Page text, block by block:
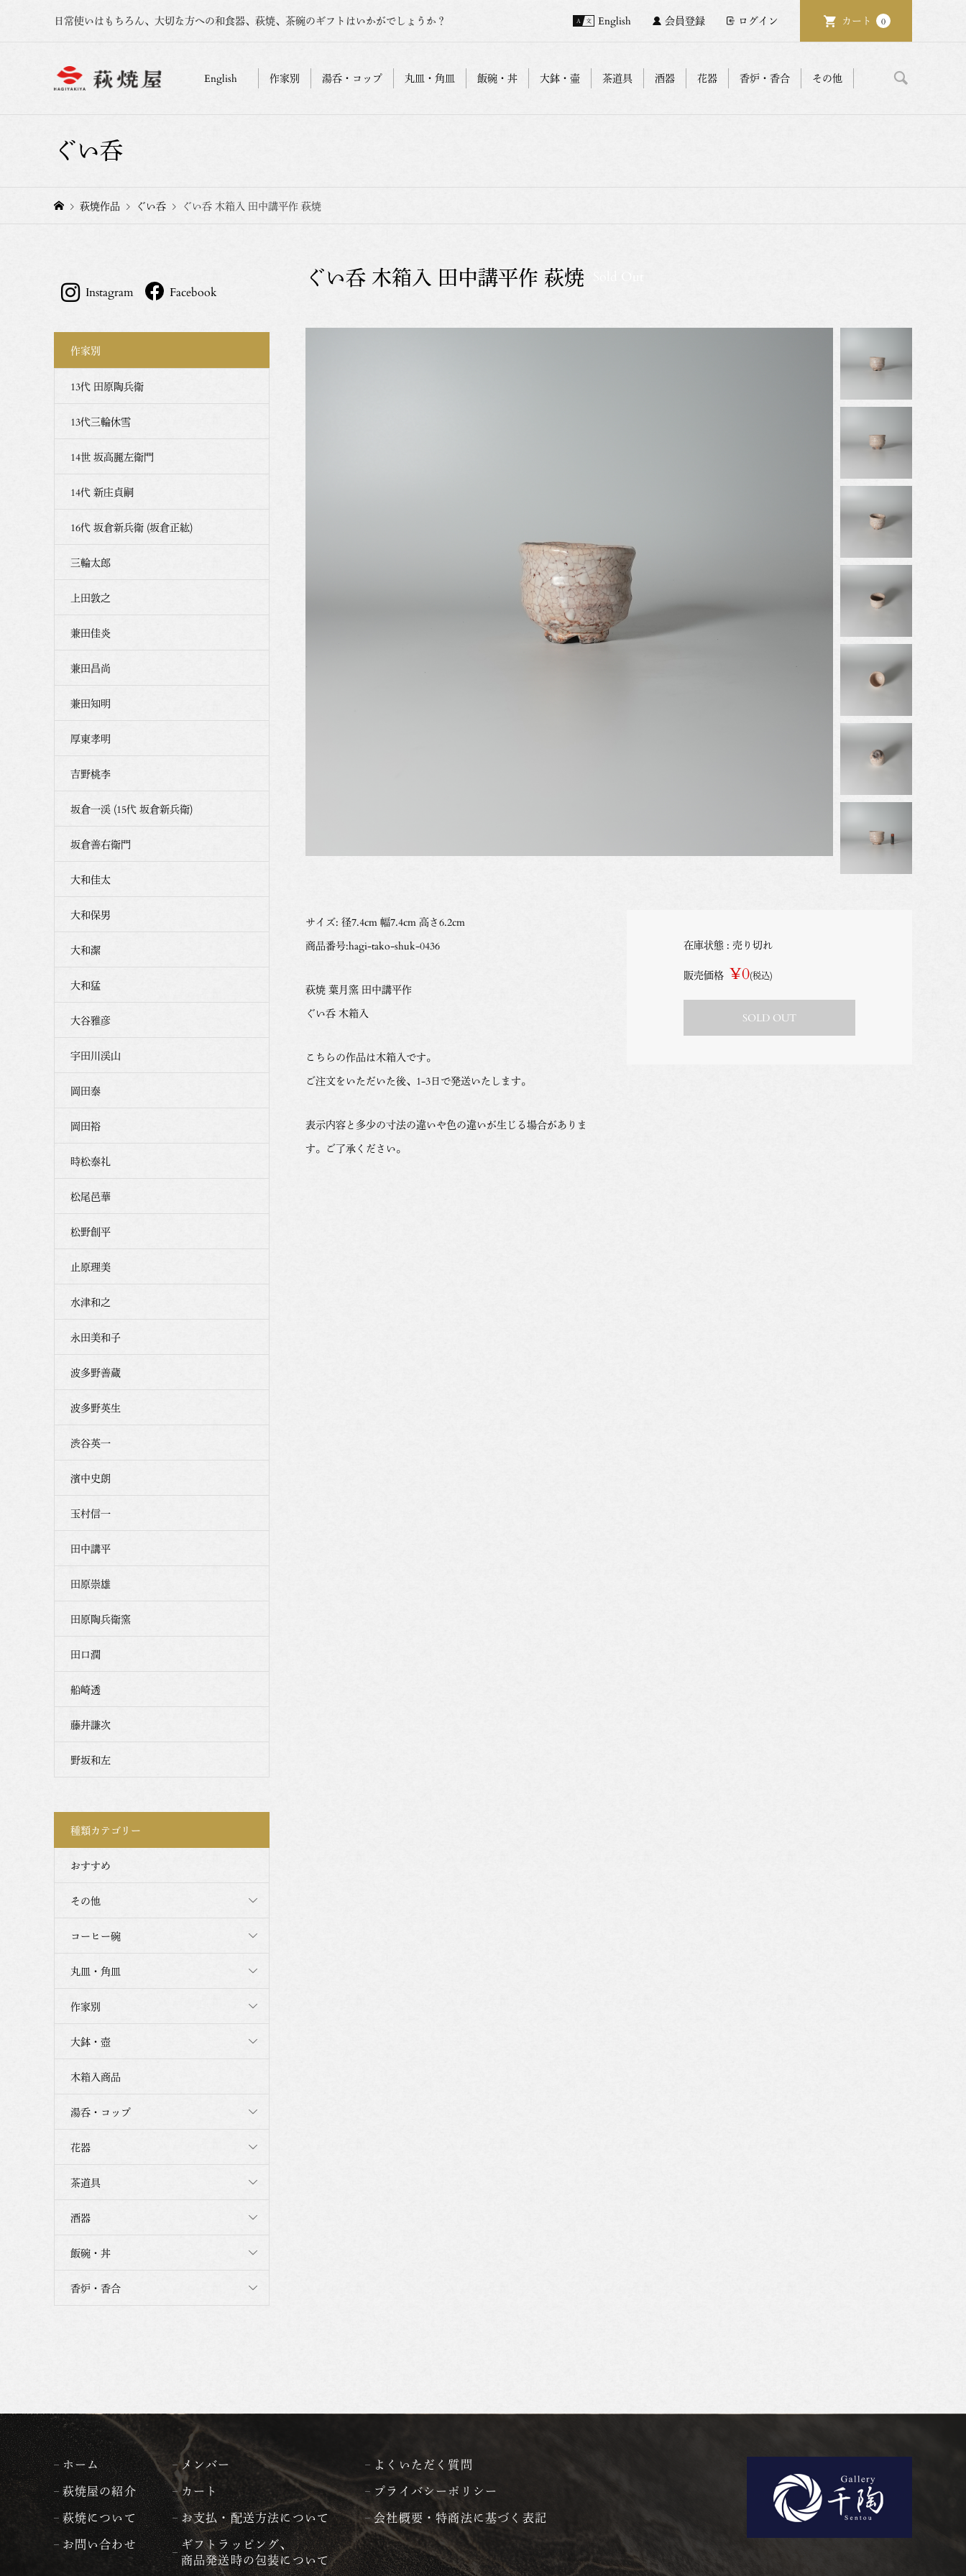
日常使いはもちろん、大切な方への和食器、萩焼、茶碗のギフトはいかがでしょうか？ English 会員登録 ログイン カート 0
English 作家別 湯呑・コップ 丸皿・角皿 飯碗・丼 大鉢・壷 茶道具 酒器 花器 香炉・香合 その他
ぐい呑
萩焼作品 ぐい呑 ぐい呑 木箱入 田中講平作 萩焼
ぐい呑 木箱入 田中講平作 萩焼
サイズ: 径7.4cm 幅7.4cm 高さ6.2cm
商品番号:hagi-tako-shuk-0436
萩焼 葉月窯 田中講平作
ぐい呑 木箱入
こちらの作品は木箱入です。
ご注文をいただいた後、1-3日で発送いたします。
表示内容と多少の寸法の違いや色の違いが生じる場合がありま
す。ご了承ください。
在庫状態 : 売り切れ
販売価格 ¥0(税込)
SOLD OUT
Instagram Facebook
作家別
13代 田原陶兵衛
13代三輪休雪
14世 坂高麗左衛門
14代 新庄貞嗣
16代 坂倉新兵衛 (坂倉正紘)
三輪太郎
上田敦之
兼田佳炎
兼田昌尚
兼田知明
厚東孝明
吉野桃李
坂倉一渓 (15代 坂倉新兵衛)
坂倉善右衛門
大和佳太
大和保男
大和潔
大和猛
大谷雅彦
宇田川渓山
岡田泰
岡田裕
時松泰礼
松尾邑華
松野創平
止原理美
水津和之
永田美和子
波多野善蔵
波多野英生
渋谷英一
濱中史朗
玉村信一
田中講平
田原崇雄
田原陶兵衛窯
田口潤
船崎透
藤井謙次
野坂和左
種類カテゴリー
おすすめ
その他
コーヒー碗
丸皿・角皿
作家別
大鉢・壺
木箱入商品
湯呑・コップ
花器
茶道具
酒器
飯碗・丼
香炉・香合
ホーム
萩焼屋の紹介
萩焼について
お問い合わせ
メンバー
カート
お支払・配送方法について
ギフトラッピング、
商品発送時の包装について
よくいただく質問
プライバシーポリシー
会社概要・特商法に基づく表記